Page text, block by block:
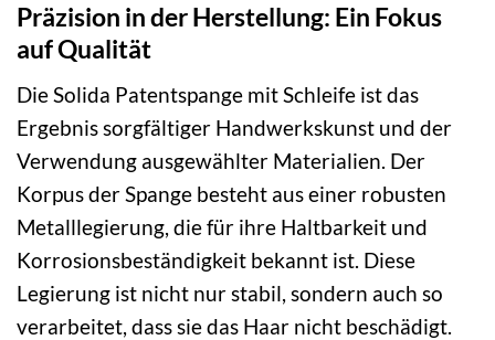
Präzision in der Herstellung: Ein Fokus
auf Qualität
Die Solida Patentspange mit Schleife ist das
Ergebnis sorgfältiger Handwerkskunst und der
Verwendung ausgewählter Materialien. Der
Korpus der Spange besteht aus einer robusten
Metalllegierung, die für ihre Haltbarkeit und
Korrosionsbeständigkeit bekannt ist. Diese
Legierung ist nicht nur stabil, sondern auch so
verarbeitet, dass sie das Haar nicht beschädigt.